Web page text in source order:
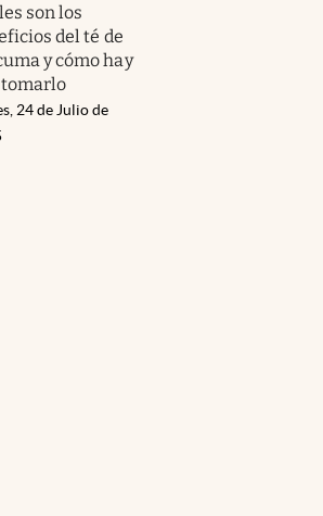
son los
del té de
y cómo hay
24 de Julio de